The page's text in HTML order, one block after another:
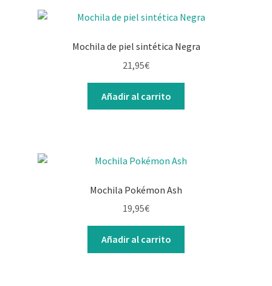
Mochila de piel sintética Negra
21,95€
Añadir al carrito
Mochila Pokémon Ash
19,95€
Añadir al carrito